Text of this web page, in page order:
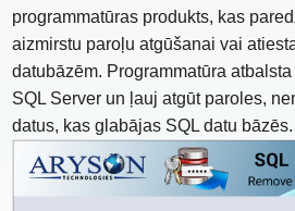
programmatūras produkts, kas
aizmirstu paroļu atgūšanai vai
datubāzēm. Programmatūra
SQL Server un ļauj atgūt paroles,
datus, kas glabājas SQL datu bāzēs.